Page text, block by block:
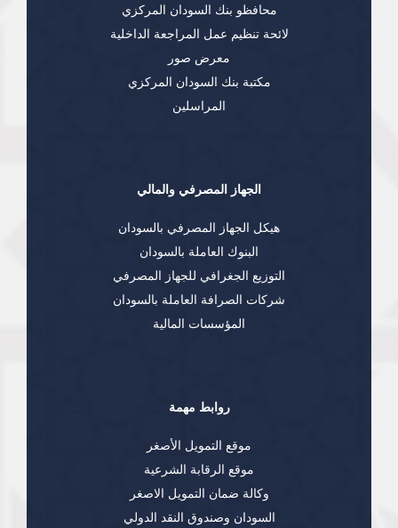
محافظو بنك السودان المركزي
لائحة تنظيم عمل المراجعة الداخلية
معرض صور
مكتبة بنك السودان المركزي
المراسلين
الجهاز المصرفي والمالي
هيكل الجهاز المصرفي بالسودان
البنوك العاملة بالسودان
التوزيع الجغرافي للجهاز المصرفي
شركات الصرافة العاملة بالسودان
المؤسسات المالية
روابط مهمة
موقع التمويل الأصغر
موقع الرقابة الشرعية
وكالة ضمان التمويل الاصغر
السودان وصندوق النقد الدولي